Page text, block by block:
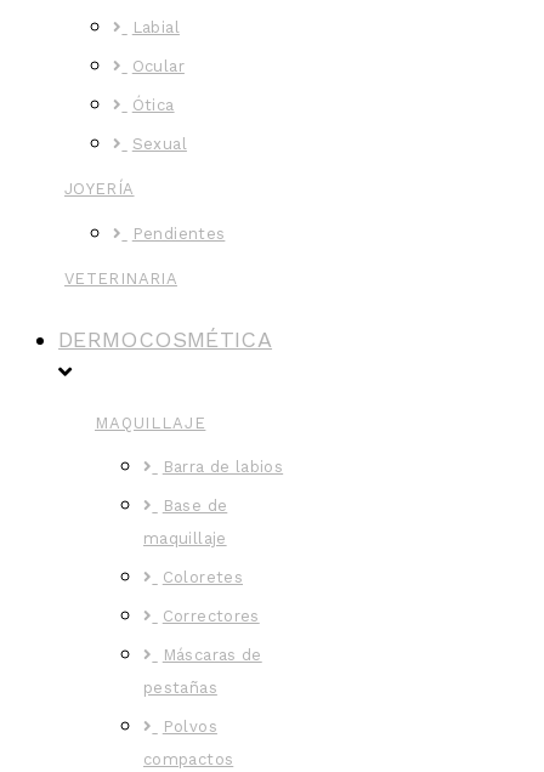
Labial
Ocular
Ótica
Sexual
JOYERÍA
Pendientes
VETERINARIA
DERMOCOSMÉTICA
MAQUILLAJE
Barra de labios
Base de
maquillaje
Coloretes
Correctores
Máscaras de
pestañas
Polvos
compactos